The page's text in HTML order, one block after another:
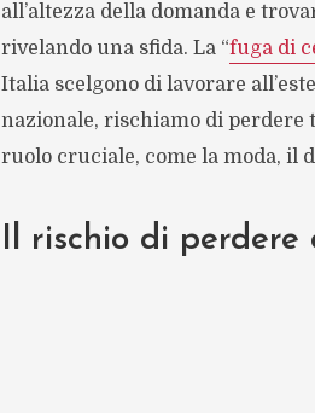
all’altezza della domanda e
rivelando una sfida. La “fuga di
Italia scelgono di lavorare
nazionale, rischiamo di perdere
ruolo cruciale, come la moda, il
Il rischio di perdere